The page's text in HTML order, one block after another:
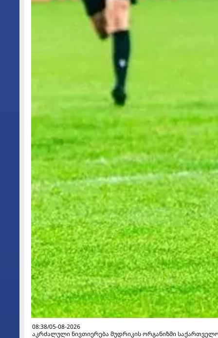
08:38/05-08-2026
აკრძალული ნივთიერება მუდრიკის ორგანიზმი